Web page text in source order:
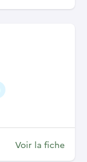
Voir la fiche